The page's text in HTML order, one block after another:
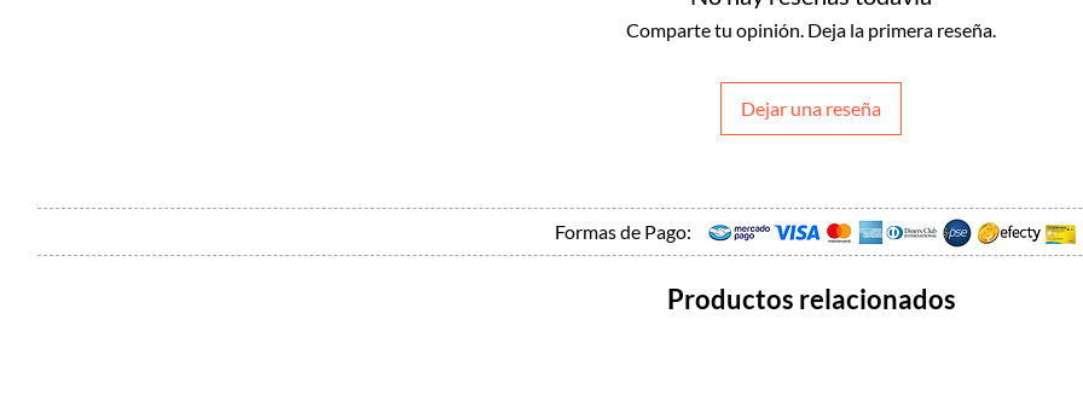
Comparte tu opinión. Deja la primera reseña.
Dejar una reseña
Formas de Pago:
Productos relacionados